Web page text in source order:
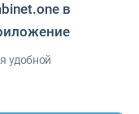
центр"
в
удобной